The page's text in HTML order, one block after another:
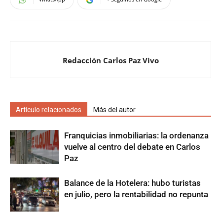
Redacción Carlos Paz Vivo
Artículo relacionados Más del autor
Franquicias inmobiliarias: la ordenanza
vuelve al centro del debate en Carlos
Paz
Balance de la Hotelera: hubo turistas
en julio, pero la rentabilidad no repunta